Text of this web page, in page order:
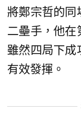
將鄭宗哲的同
二壘手，他在
雖然四局下成
有效發揮。